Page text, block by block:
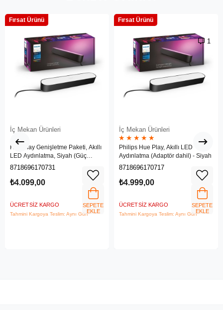
İç Mekan Ürünleri
Hue Play Genişletme Paketi, Akıllı
LED Aydınlatma, Siyah (Güç
adaptörü dahil değildir)
8718696170731
₺4.099,00
ÜCRETSIZ KARGO
Tahmini Kargoya Teslim: Aynı Gün
Fırsat Ürünü
SEPETE
EKLE
İç Mekan Ürünleri
★ ★ ★ ★ ★
Philips Hue Play, Akıllı LED
Aydınlatma (Adaptör dahil) - Siyah
1
8718696170717
₺4.999,00
ÜCRETSIZ KARGO
Tahmini Kargoya Teslim: Aynı Gün
Fırsat Ürünü
SEPETE
EKLE